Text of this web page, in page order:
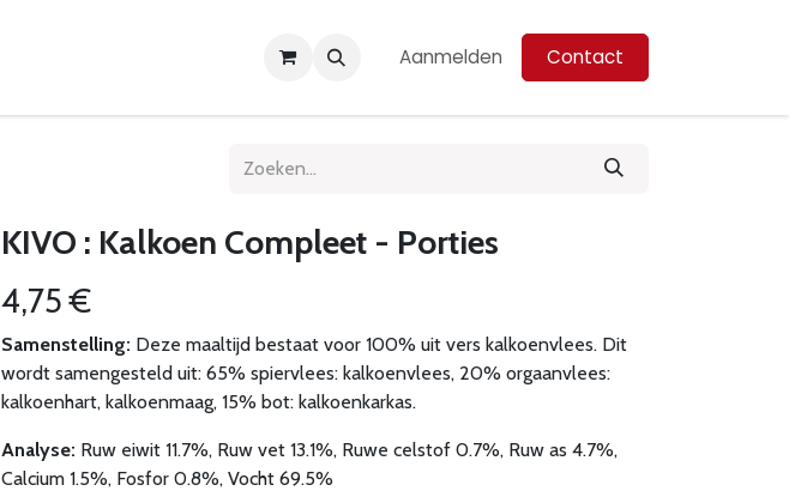
Aanmelden Contact
KIVO : Kalkoen Compleet - Porties
4,75€
Samenstelling: Deze maaltijd bestaat voor 100% uit vers kalkoenvlees. Dit
wordt samengesteld uit: 65% spiervlees: kalkoenvlees, 20% orgaanvlees:
kalkoenhart, kalkoenmaag, 15% bot: kalkoenkarkas.
Analyse: Ruw eiwit 11.7%, Ruw vet 13.1%, Ruwe celstof 0.7%, Ruw as 4.7%,
Calcium 1.5%, Fosfor 0.8%, Vocht 69.5%